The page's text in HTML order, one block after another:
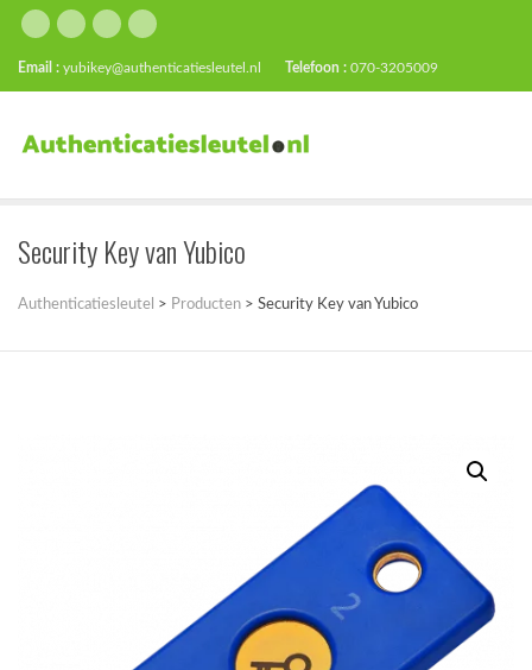
Email : yubikey@authenticatiesleutel.nl Telefoon : 070-3205009
Security Key van Yubico
Authenticatiesleutel > Producten > Security Key van Yubico